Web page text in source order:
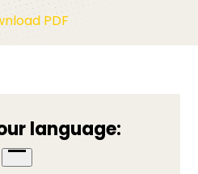
PDF
language:
Open